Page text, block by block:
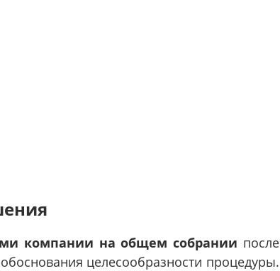
компании на общем собрании после
целесообразности процедуры.